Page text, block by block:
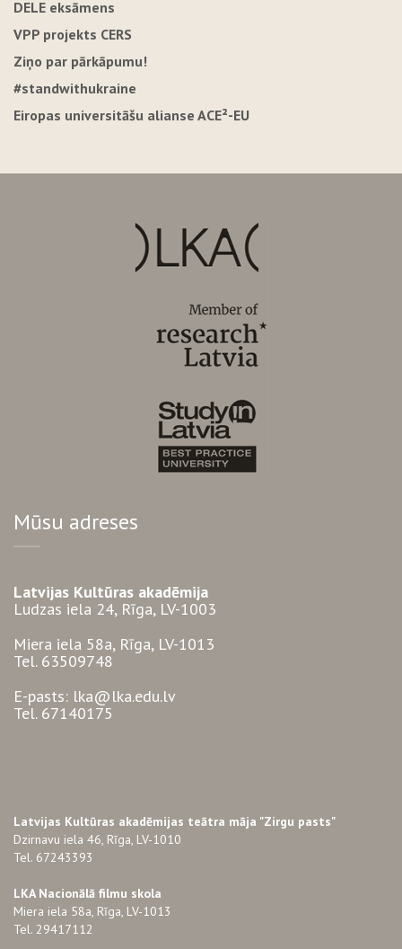
DELE eksāmens
VPP projekts CERS
Ziņo par pārkāpumu!
#standwithukraine
Eiropas universitāšu alianse ACE²-EU
Mūsu adreses
Latvijas Kultūras akadēmija
Ludzas iela 24, Rīga, LV-1003
Miera iela 58a, Rīga, LV-1013
Tel. 63509748
E-pasts: lka@lka.edu.lv
Tel. 67140175
Latvijas Kultūras akadēmijas teātra māja "Zirgu pasts"
Dzirnavu iela 46, Rīga, LV-1010
Tel. 67243393
LKA Nacionālā filmu skola
Miera iela 58a, Rīga, LV-1013
Tel. 29417112